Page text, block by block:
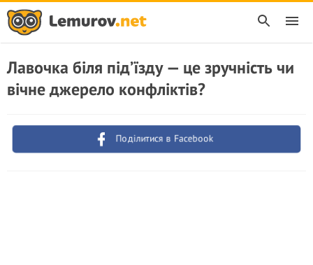
Лавочка біля під’їзду — це зручність чи
вічне джерело конфліктів?
Поділитися в Facebook